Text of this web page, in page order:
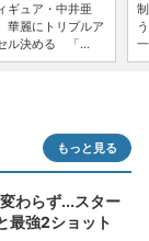
ギュア・中井亜
華麗にトリプルア
ル決める 「...
もっと見る
わらず...スター
最強2ショット